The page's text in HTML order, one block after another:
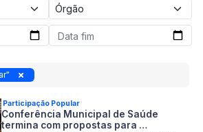
Participação Popular
Conferência Municipal de Saúde
termina com propostas para …